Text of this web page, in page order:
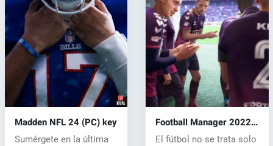
Madden NFL 24 (PC) key
Sumérgete en la última
Football Manager 2022
(PC) key
El fútbol no se trata solo